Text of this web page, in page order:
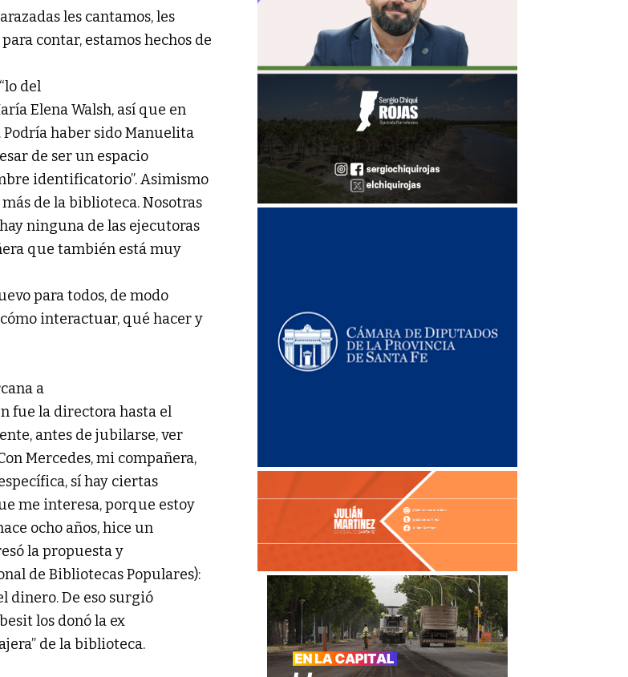
les cantamos, les
contar, estamos hechos de
del
Elena Walsh, así que en
haber sido Manuelita
de ser un espacio
identificatorio”. Asimismo
de la biblioteca. Nosotras
ninguna de las ejecutoras
que también está muy
para todos, de modo
interactuar, qué hacer y
a
fue la directora hasta el
antes de jubilarse, ver
Mercedes, mi compañera,
sí hay ciertas
me interesa, porque estoy
ocho años, hice un
la propuesta y
de Bibliotecas Populares):
dinero. De eso surgió
los donó la ex
de la biblioteca.